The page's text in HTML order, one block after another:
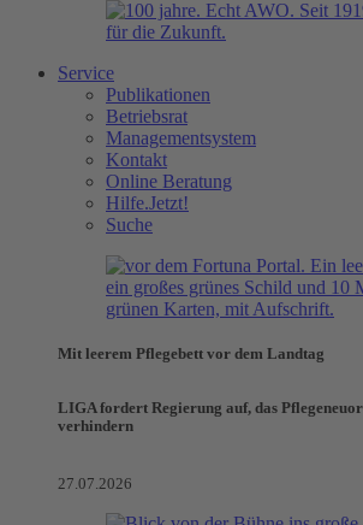
Service
Publikationen
Betriebsrat
Managementsystem
Kontakt
Online Beratung
Hilfe.Jetzt!
Suche
Mit leerem Pflegebett vor dem Landtag
LIGA fordert Regierung auf, das
verhindern
27.07.2026